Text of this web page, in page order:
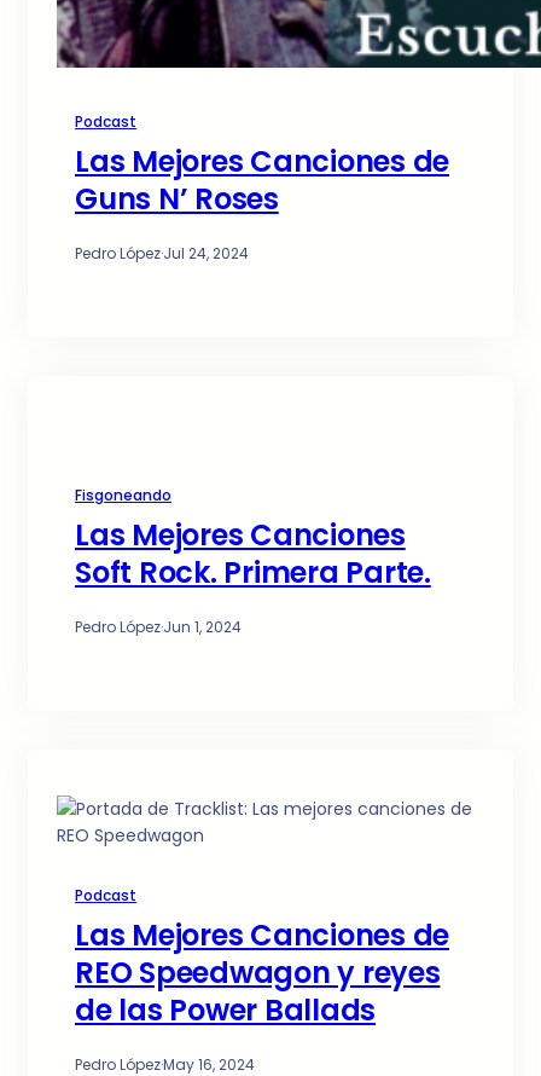
Podcast
Las Mejores Canciones de
Guns N’ Roses
Pedro López·Jul 24, 2024
Fisgoneando
Las Mejores Canciones
Soft Rock. Primera Parte.
Pedro López·Jun 1, 2024
Podcast
Las Mejores Canciones de
REO Speedwagon y reyes
de las Power Ballads
Pedro López·May 16, 2024